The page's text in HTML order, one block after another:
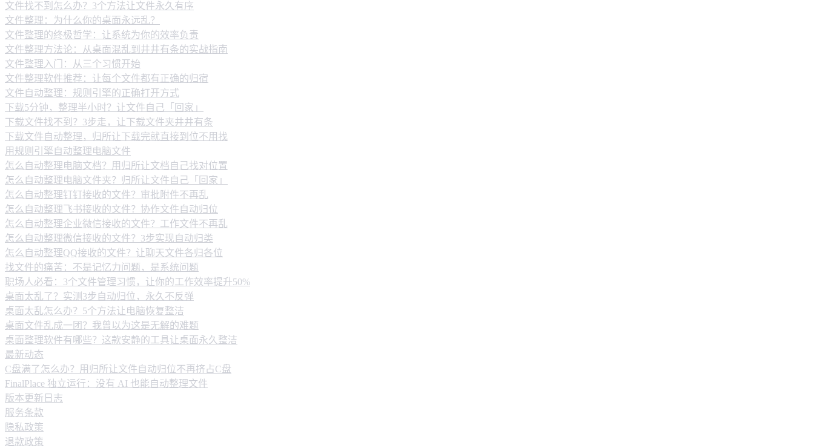
文件找不到怎么办？3个方法让文件永久有序
文件整理：为什么你的桌面永远乱？
文件整理的终极哲学：让系统为你的效率负责
文件整理方法论：从桌面混乱到井井有条的实战指南
文件整理入门：从三个习惯开始
文件整理软件推荐：让每个文件都有正确的归宿
文件自动整理：规则引擎的正确打开方式
下载5分钟，整理半小时？让文件自己「回家」
下载文件找不到？3步走，让下载文件夹井井有条
下载文件自动整理，归所让下载完就直接到位不用找
用规则引擎自动整理电脑文件
怎么自动整理电脑文档？用归所让文档自己找对位置
怎么自动整理电脑文件夹？归所让文件自己「回家」
怎么自动整理钉钉接收的文件？审批附件不再乱
怎么自动整理飞书接收的文件？协作文件自动归位
怎么自动整理企业微信接收的文件？工作文件不再乱
怎么自动整理微信接收的文件？3步实现自动归类
怎么自动整理QQ接收的文件？让聊天文件各归各位
找文件的痛苦：不是记忆力问题，是系统问题
职场人必看：3个文件管理习惯，让你的工作效率提升50%
桌面太乱了？实测3步自动归位，永久不反弹
桌面太乱怎么办？5个方法让电脑恢复整洁
桌面文件乱成一团？我曾以为这是无解的难题
桌面整理软件有哪些？这款安静的工具让桌面永久整洁
最新动态
C盘满了怎么办？用归所让文件自动归位不再挤占C盘
FinalPlace 独立运行：没有 AI 也能自动整理文件
版本更新日志
服务条款
隐私政策
退款政策